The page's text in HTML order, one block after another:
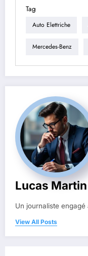
Tag
Auto Elettriche
Mercedes-Benz
Lucas Martin
Un journaliste
View All Posts